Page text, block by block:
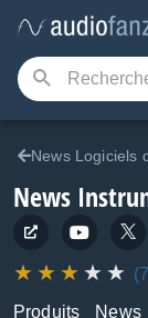
News Logiciels
News
Produits
News